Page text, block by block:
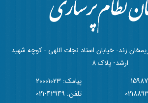
زند- خیابان استاد نجات اللهی - کوچه شهید
ارشد- پلاک 8
پیامک: 20001023
تلفن: 42949-021